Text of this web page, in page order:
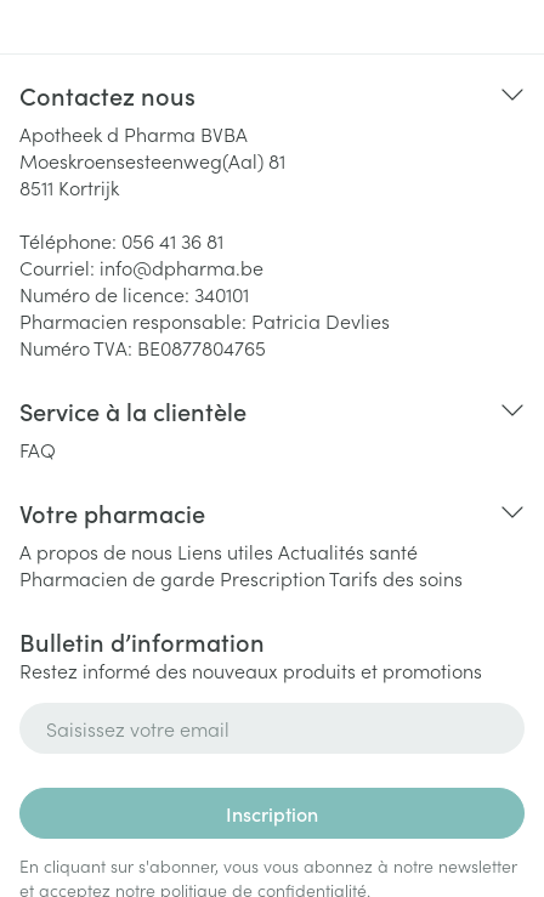
Contactez nous
Apotheek d Pharma BVBA
Moeskroensesteenweg(Aal) 81
8511 Kortrijk
Téléphone: 056 41 36 81
Courriel: info@dpharma.be
Numéro de licence: 340101
Pharmacien responsable: Patricia Devlies
Numéro TVA: BE0877804765
Service à la clientèle
FAQ
Votre pharmacie
A propos de nous Liens utiles Actualités santé
Pharmacien de garde PrescriptionTarifs des soins
Bulletin d’information
Restez informé des nouveaux produits et promotions
Inscription
En cliquant sur s'abonner, vous vous abonnez à notre newsletter
et acceptez notre politique de confidentialité.